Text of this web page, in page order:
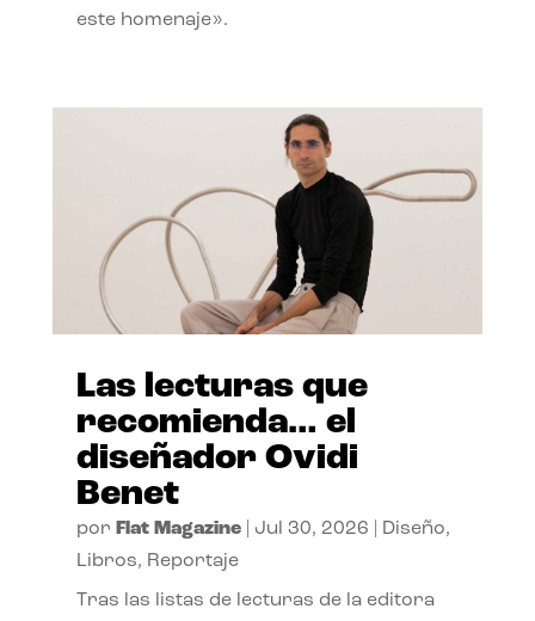
este homenaje».
Las lecturas que
recomienda… el
diseñador Ovidi
Benet
por Flat Magazine| Jul 30, 2026 Diseño,
Libros, Reportaje
Tras las listas de lecturas de la editora